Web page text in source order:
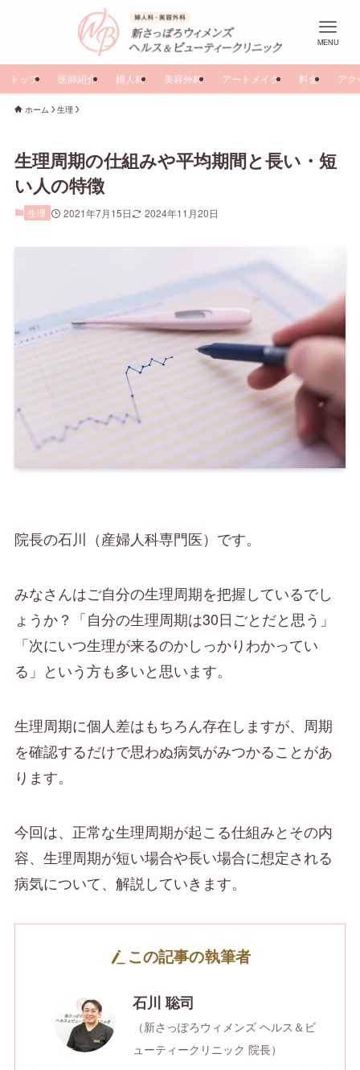
MENU
トップ 医師紹介 婦人科 美容外科 アートメイク 料金 アク
ホーム 生理
生理周期の仕組みや平均期間と長い・短
い人の特徴
生理 2021年7月15日 2024年11月20日
院長の石川（産婦人科専門医）です。
みなさんはご自分の生理周期を把握しているでし
ょうか？「自分の生理周期は30日ごとだと思う」
「次にいつ生理が来るのかしっかりわかってい
る」という方も多いと思います。
生理周期に個人差はもちろん存在しますが、周期
を確認するだけで思わぬ病気がみつかることがあ
ります。
今回は、正常な生理周期が起こる仕組みとその内
容、生理周期が短い場合や長い場合に想定される
病気について、解説していきます。
この記事の執筆者
石川 聡司
（新さっぽろウィメンズ ヘルス＆ビ
ューティークリニック 院長）